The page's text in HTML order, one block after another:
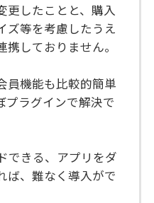
更したことと、購入
ズ等を考慮したうえ
しておりません。
員機能も比較的簡単
プラグインで解決で
できる、アプリをダ
ば、難なく導入がで